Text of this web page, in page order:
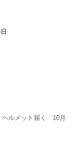
ヘルメット届く 10月